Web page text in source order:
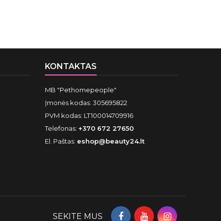
KONTAKTAS
MB "Pethomepeople"
Įmonės kodas: 305695822
PVM kodas: LT100014709916
Telefonas: +370 672 27650
El. Paštas: eshop@beauty24.lt
SEKITE MUS